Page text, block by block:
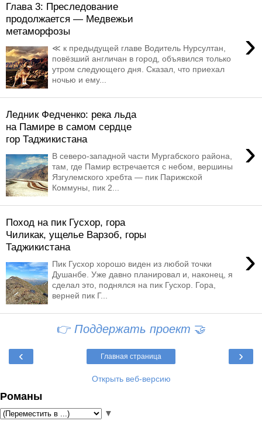
Глава 3: Преследование
продолжается — Медвежьи
метаморфозы
›
≪ к предыдущей главе Водитель Нурсултан,
повёзший англичан в город, объявился только
утром следующего дня. Сказал, что приехал
ночью и ему...
Ледник Федченко: река льда
на Памире в самом сердце
гор Таджикистана
›
В северо-западной части Мургабского района,
там, где Памир встречается с небом, вершины
Язгулемского хребта — пик Парижской
Коммуны, пик 2...
Поход на пик Гусхор, гора
Чиликак, ущелье Варзоб, горы
Таджикистана
›
Пик Гусхор хорошо виден из любой точки
Душанбе. Уже давно планировал и, наконец, я
сделал это, поднялся на пик Гусхор. Гора,
верней пик Г...
👉 Поддержать проект 🤝
‹ ›
Главная страница
Открыть веб-версию
Романы
▼